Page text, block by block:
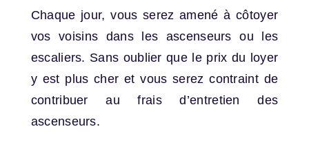
Chaque jour, vous serez amené à côtoyer
vos voisins dans les ascenseurs ou les
escaliers. Sans oublier que le prix du loyer
y est plus cher et vous serez contraint de
contribuer au frais d’entretien des
ascenseurs.